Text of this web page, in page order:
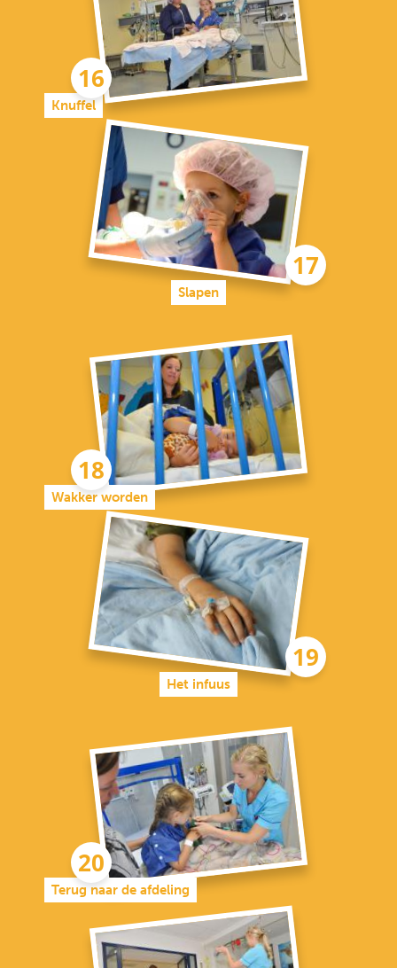
Knuffel
Slapen
Wakker worden
Het infuus
Terug naar de afdeling